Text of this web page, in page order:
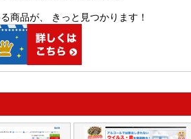
商品が、 きっと見つかります！